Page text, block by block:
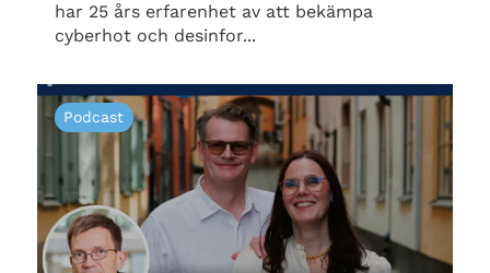
har 25 års erfarenhet av att bekämpa
cyberhot och desinfor...
Podcast